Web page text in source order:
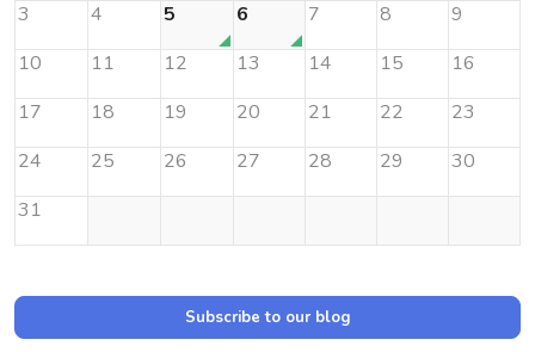
3
4 5 6 7 8
9
10
11 12 13 14 15
16
17
18 19 20 21 22
23
24
25 26 27 28 29
30
31
Subscribe to our blog